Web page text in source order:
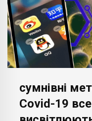
сумнівні
Covid-19